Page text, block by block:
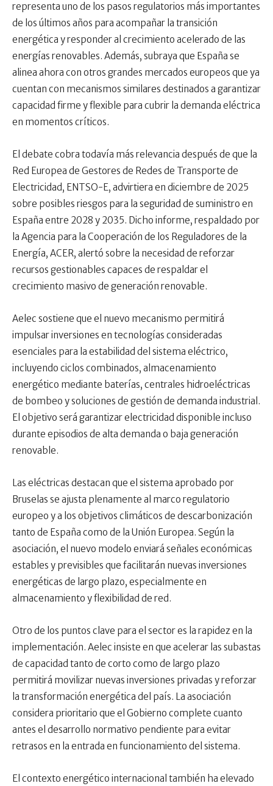
representa uno de los pasos regulatorios más importantes
de los últimos años para acompañar la transición
energética y responder al crecimiento acelerado de las
energías renovables. Además, subraya que España se
alinea ahora con otros grandes mercados europeos que ya
cuentan con mecanismos similares destinados a garantizar
capacidad firme y flexible para cubrir la demanda eléctrica
en momentos críticos.
El debate cobra todavía más relevancia después de que la
Red Europea de Gestores de Redes de Transporte de
Electricidad, ENTSO-E, advirtiera en diciembre de 2025
sobre posibles riesgos para la seguridad de suministro en
España entre 2028 y 2035. Dicho informe, respaldado por
la Agencia para la Cooperación de los Reguladores de la
Energía, ACER, alertó sobre la necesidad de reforzar
recursos gestionables capaces de respaldar el
crecimiento masivo de generación renovable.
Aelec sostiene que el nuevo mecanismo permitirá
impulsar inversiones en tecnologías consideradas
esenciales para la estabilidad del sistema eléctrico,
incluyendo ciclos combinados, almacenamiento
energético mediante baterías, centrales hidroeléctricas
de bombeo y soluciones de gestión de demanda industrial.
El objetivo será garantizar electricidad disponible incluso
durante episodios de alta demanda o baja generación
renovable.
Las eléctricas destacan que el sistema aprobado por
Bruselas se ajusta plenamente al marco regulatorio
europeo y a los objetivos climáticos de descarbonización
tanto de España como de la Unión Europea. Según la
asociación, el nuevo modelo enviará señales económicas
estables y previsibles que facilitarán nuevas inversiones
energéticas de largo plazo, especialmente en
almacenamiento y flexibilidad de red.
Otro de los puntos clave para el sector es la rapidez en la
implementación. Aelec insiste en que acelerar las subastas
de capacidad tanto de corto como de largo plazo
permitirá movilizar nuevas inversiones privadas y reforzar
la transformación energética del país. La asociación
considera prioritario que el Gobierno complete cuanto
antes el desarrollo normativo pendiente para evitar
retrasos en la entrada en funcionamiento del sistema.
El contexto energético internacional también ha elevado